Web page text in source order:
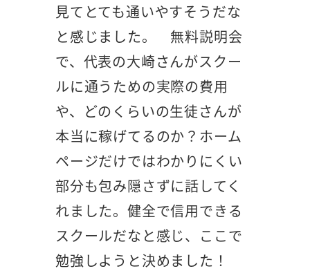
見てとても通いやすそうだな
と感じました。 無料説明会
で、代表の大崎さんがスクー
ルに通うための実際の費用
や、どのくらいの生徒さんが
本当に稼げてるのか？ホーム
ページだけではわかりにくい
部分も包み隠さずに話してく
れました。健全で信用できる
スクールだなと感じ、ここで
勉強しようと決めました！